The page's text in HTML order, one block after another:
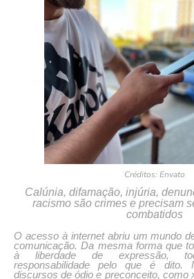
Créditos: Envato
Calúnia, difamação, injúria,
racismo são crimes e precisam
combatidos
O acesso à internet abriu um mundo
comunicação. Da mesma forma que
à liberdade de expressão,
responsabilidade pelo que é dito.
discursos de ódio e preconceito, como